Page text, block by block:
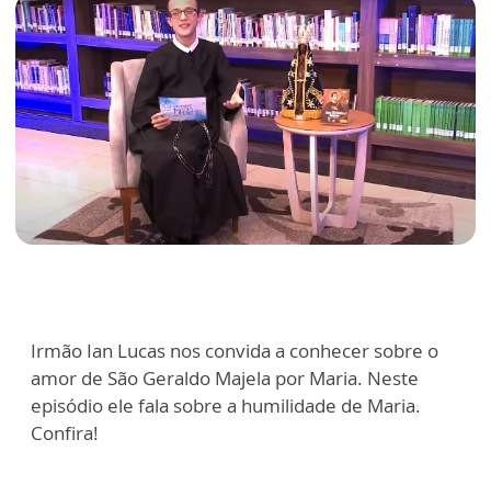
Irmão Ian Lucas nos convida a conhecer sobre o
amor de São Geraldo Majela por Maria. Neste
episódio ele fala sobre a humilidade de Maria.
Confira!